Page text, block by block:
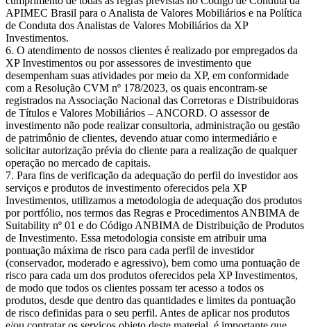
APIMEC Brasil para o Analista de Valores Mobiliários e na Política
de Conduta dos Analistas de Valores Mobiliários da XP
Investimentos.
O atendimento de nossos clientes é realizado por empregados da
XP Investimentos ou por assessores de investimento que
desempenham suas atividades por meio da XP, em conformidade
com a Resolução CVM nº 178/2023, os quais encontram-se
registrados na Associação Nacional das Corretoras e Distribuidoras
de Títulos e Valores Mobiliários – ANCORD. O assessor de
investimento não pode realizar consultoria, administração ou gestão
de patrimônio de clientes, devendo atuar como intermediário e
solicitar autorização prévia do cliente para a realização de qualquer
operação no mercado de capitais.
Para fins de verificação da adequação do perfil do investidor aos
serviços e produtos de investimento oferecidos pela XP
Investimentos, utilizamos a metodologia de adequação dos produtos
por portfólio, nos termos das Regras e Procedimentos ANBIMA de
Suitability nº 01 e do Código ANBIMA de Distribuição de Produtos
de Investimento. Essa metodologia consiste em atribuir uma
pontuação máxima de risco para cada perfil de investidor
(conservador, moderado e agressivo), bem como uma pontuação de
risco para cada um dos produtos oferecidos pela XP Investimentos,
de modo que todos os clientes possam ter acesso a todos os
produtos, desde que dentro das quantidades e limites da pontuação
de risco definidas para o seu perfil. Antes de aplicar nos produtos